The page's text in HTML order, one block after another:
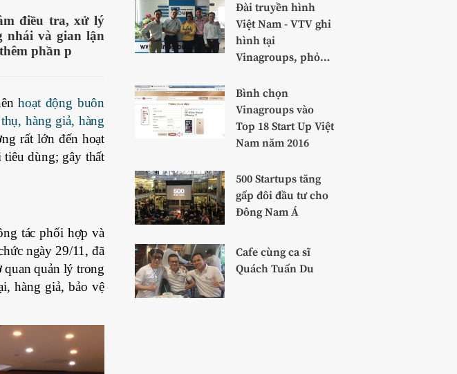
điều tra, xử lý
nhái và gian lận
phần p
hoạt động buôn
hàng giả, hàng
rất lớn đến hoạt
dùng; gây thất
tác phối hợp và
ngày 29/11, đã
quan quản lý trong
hàng giả, bảo vệ
Đài truyền hình
Việt Nam - VTV ghi
hình tại
Vinagroups, phỏng
Vinafoods
Bình chọn
Vinagroups vào
Top 18 Start Up Việt
Nam năm 2016
500 Startups tăng
gấp đôi đầu tư cho
Đông Nam Á
Cafe cùng ca sĩ
Quách Tuấn Du